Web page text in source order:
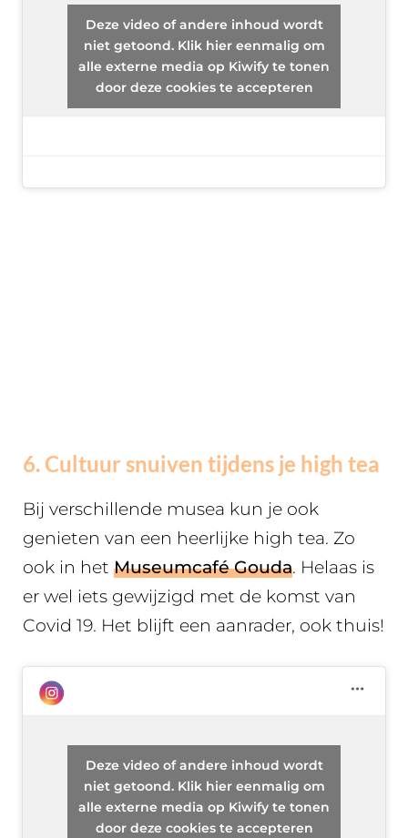
Deze video of andere inhoud wordt
niet getoond. Klik hier eenmalig om
alle externe media op Kiwify te tonen
door deze cookies te accepteren
6. Cultuur snuiven tijdens je high tea
Bij verschillende musea kun je ook
genieten van een heerlijke high tea. Zo
ook in het Museumcafé Gouda. Helaas is
er wel iets gewijzigd met de komst van
Covid 19. Het blijft een aanrader, ook thuis!
Deze video of andere inhoud wordt
niet getoond. Klik hier eenmalig om
alle externe media op Kiwify te tonen
door deze cookies te accepteren